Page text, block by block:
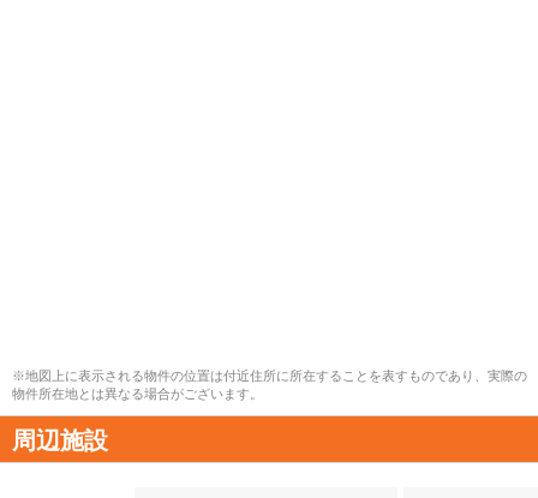
※地図上に表示される物件の位置は付近住所に所在することを表すものであり、実際の
物件所在地とは異なる場合がございます。
周辺施設